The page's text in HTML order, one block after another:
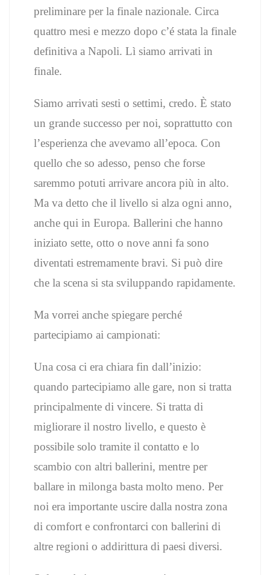
preliminare per la finale nazionale. Circa
quattro mesi e mezzo dopo c’é stata la finale
definitiva a Napoli. Lì siamo arrivati in
finale.
Siamo arrivati sesti o settimi, credo. È stato
un grande successo per noi, soprattutto con
l’esperienza che avevamo all’epoca. Con
quello che so adesso, penso che forse
saremmo potuti arrivare ancora più in alto.
Ma va detto che il livello si alza ogni anno,
anche qui in Europa. Ballerini che hanno
iniziato sette, otto o nove anni fa sono
diventati estremamente bravi. Si può dire
che la scena si sta sviluppando rapidamente.
Ma vorrei anche spiegare perché
partecipiamo ai campionati:
Una cosa ci era chiara fin dall’inizio:
quando partecipiamo alle gare, non si tratta
principalmente di vincere. Si tratta di
migliorare il nostro livello, e questo è
possibile solo tramite il contatto e lo
scambio con altri ballerini, mentre per
ballare in milonga basta molto meno. Per
noi era importante uscire dalla nostra zona
di comfort e confrontarci con ballerini di
altre regioni o addirittura di paesi diversi.